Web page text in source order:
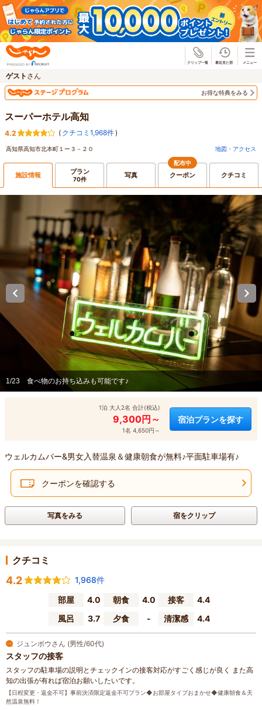
ゲスト さん
お得な特典をみる
スーパーホテル高知
4.2 ( クチコミ1,968件)
高知県高知市北本町１ー３－２０ 地図・アクセス
施設情報 プラン
70件 写真
配布中
クーポン クチコミ
1/23 食べ物のお持ち込みも可能です♪
1泊 大人2名 合計(税込)
9,300円～
1名 4,650円～
宿泊プランを探す
ウェルカムバー&男女入替温泉＆健康朝食が無料♪平面駐車場有♪
クーポンを確認する
写真をみる 宿をクリップ
クチコミ
4.2
1,968件
部屋
4.0 朝食 4.0 接客
4.4
風呂
3.7 夕食 - 清潔感 4.4
ジュンボウさん (男性/60代)
スタッフの接客
スタッフの駐車場の説明とチェックインの接客対応がすごく感じが良く また高
知の出張が有れば宿泊お願いしたいです。
【日程変更・返金不可】事前決済限定返金不可プラン◆お部屋タイプおまかせ◆健康朝食＆天
然温泉無料！